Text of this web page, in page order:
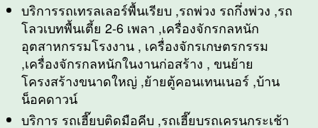
บริการรถเทรลเลอร์พื้นเรียบ ,รถพ่วง รถกึ่งพ่วง ,รถ
โลวเบทพื้นเตี้ย 2-6 เพลา ,เครื่องจักรกลหนัก
อุตสาหกรรมโรงงาน , เครื่องจักรเกษตรกรรม
,เครื่องจักรกลหนักในงานก่อสร้าง , ขนย้าย
โครงสร้างขนาดใหญ่ ,ย้ายตู้คอนเทนเนอร์ ,บ้าน
น็อคดาวน์
บริการ รถเฮี๊ยบติดมือคีบ ,รถเฮี๊ยบรถเครนกระเช้า